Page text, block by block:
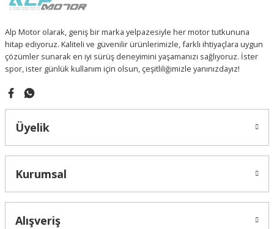
Alp Motor olarak, geniş bir marka yelpazesiyle her motor tutkununa
hitap ediyoruz. Kaliteli ve güvenilir ürünlerimizle, farklı ihtiyaçlara uygun
çözümler sunarak en iyi sürüş deneyimini yaşamanızı sağlıyoruz. İster
spor, ister günlük kullanım için olsun, çeşitliliğimizle yanınızdayız!
Üyelik
Kurumsal
Alışveriş